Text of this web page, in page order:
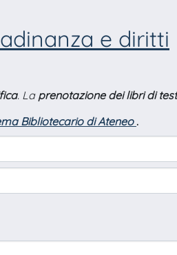
e diritti
. La prenotazione dei libri di
Bibliotecario di Ateneo .